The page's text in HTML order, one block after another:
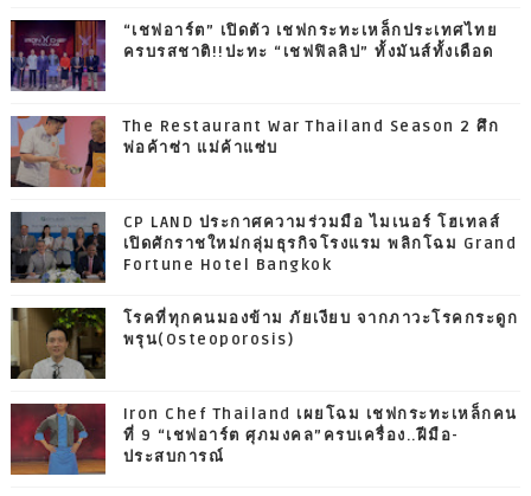
“เชฟอาร์ต” เปิดตัว เชฟกระทะเหล็กประเทศไทย
ครบรสชาติ!!ปะทะ “เชฟฟิลลิป” ทั้งมันส์ทั้งเดือด
The Restaurant War Thailand Season 2 ศึก
พ่อค้าซ่า แม่ค้าแซ่บ
CP LAND ประกาศความร่วมมือ ไมเนอร์ โฮเทลส์
เปิดศักราชใหม่กลุ่มธุรกิจโรงแรม พลิกโฉม Grand
Fortune Hotel Bangkok
โรคที่ทุกคนมองข้าม ภัยเงียบ จากภาวะโรคกระดูก
พรุน(Osteoporosis)
Iron Chef Thailand เผยโฉม เชฟกระทะเหล็กคน
ที่ 9 “เชฟอาร์ต ศุภมงคล”ครบเครื่อง..ฝีมือ-
ประสบการณ์